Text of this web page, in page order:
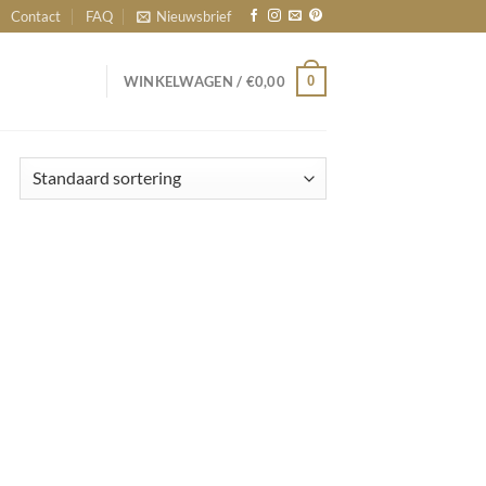
Contact FAQ Nieuwsbrief
WINKELWAGEN / €0,00 0